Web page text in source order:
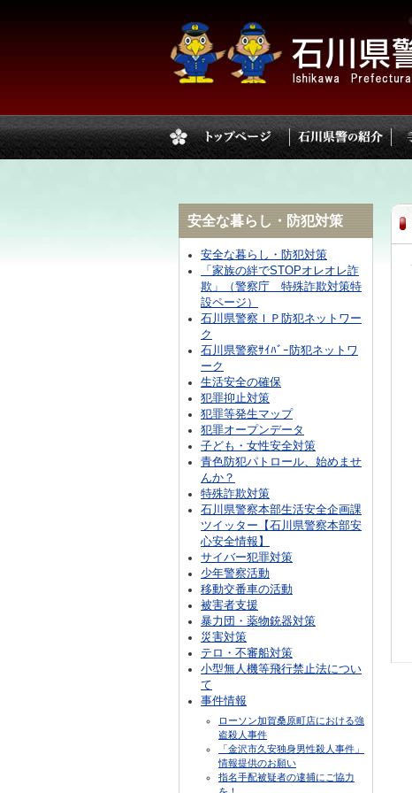
安全な暮らし・防犯対策
安全な暮らし・防犯対策
「家族の絆でSTOPオレオレ詐
欺」（警察庁 特殊詐欺対策特
設ページ）
石川県警察ＩＰ防犯ネットワー
ク
石川県警察ｻｲﾊﾞｰ防犯ネットワ
ーク
生活安全の確保
犯罪抑止対策
犯罪等発生マップ
犯罪オープンデータ
子ども・女性安全対策
青色防犯パトロール、始めませ
んか？
特殊詐欺対策
石川県警察本部生活安全企画課
ツイッター【石川県警察本部安
心安全情報】
サイバー犯罪対策
少年警察活動
移動交番車の活動
被害者支援
暴力団・薬物銃器対策
災害対策
テロ・不審船対策
小型無人機等飛行禁止法につい
て
事件情報
ローソン加賀桑原町店における強
盗殺人事件
「金沢市久安独身男性殺人事件」
情報提供のお願い
指名手配被疑者の逮捕にご協力